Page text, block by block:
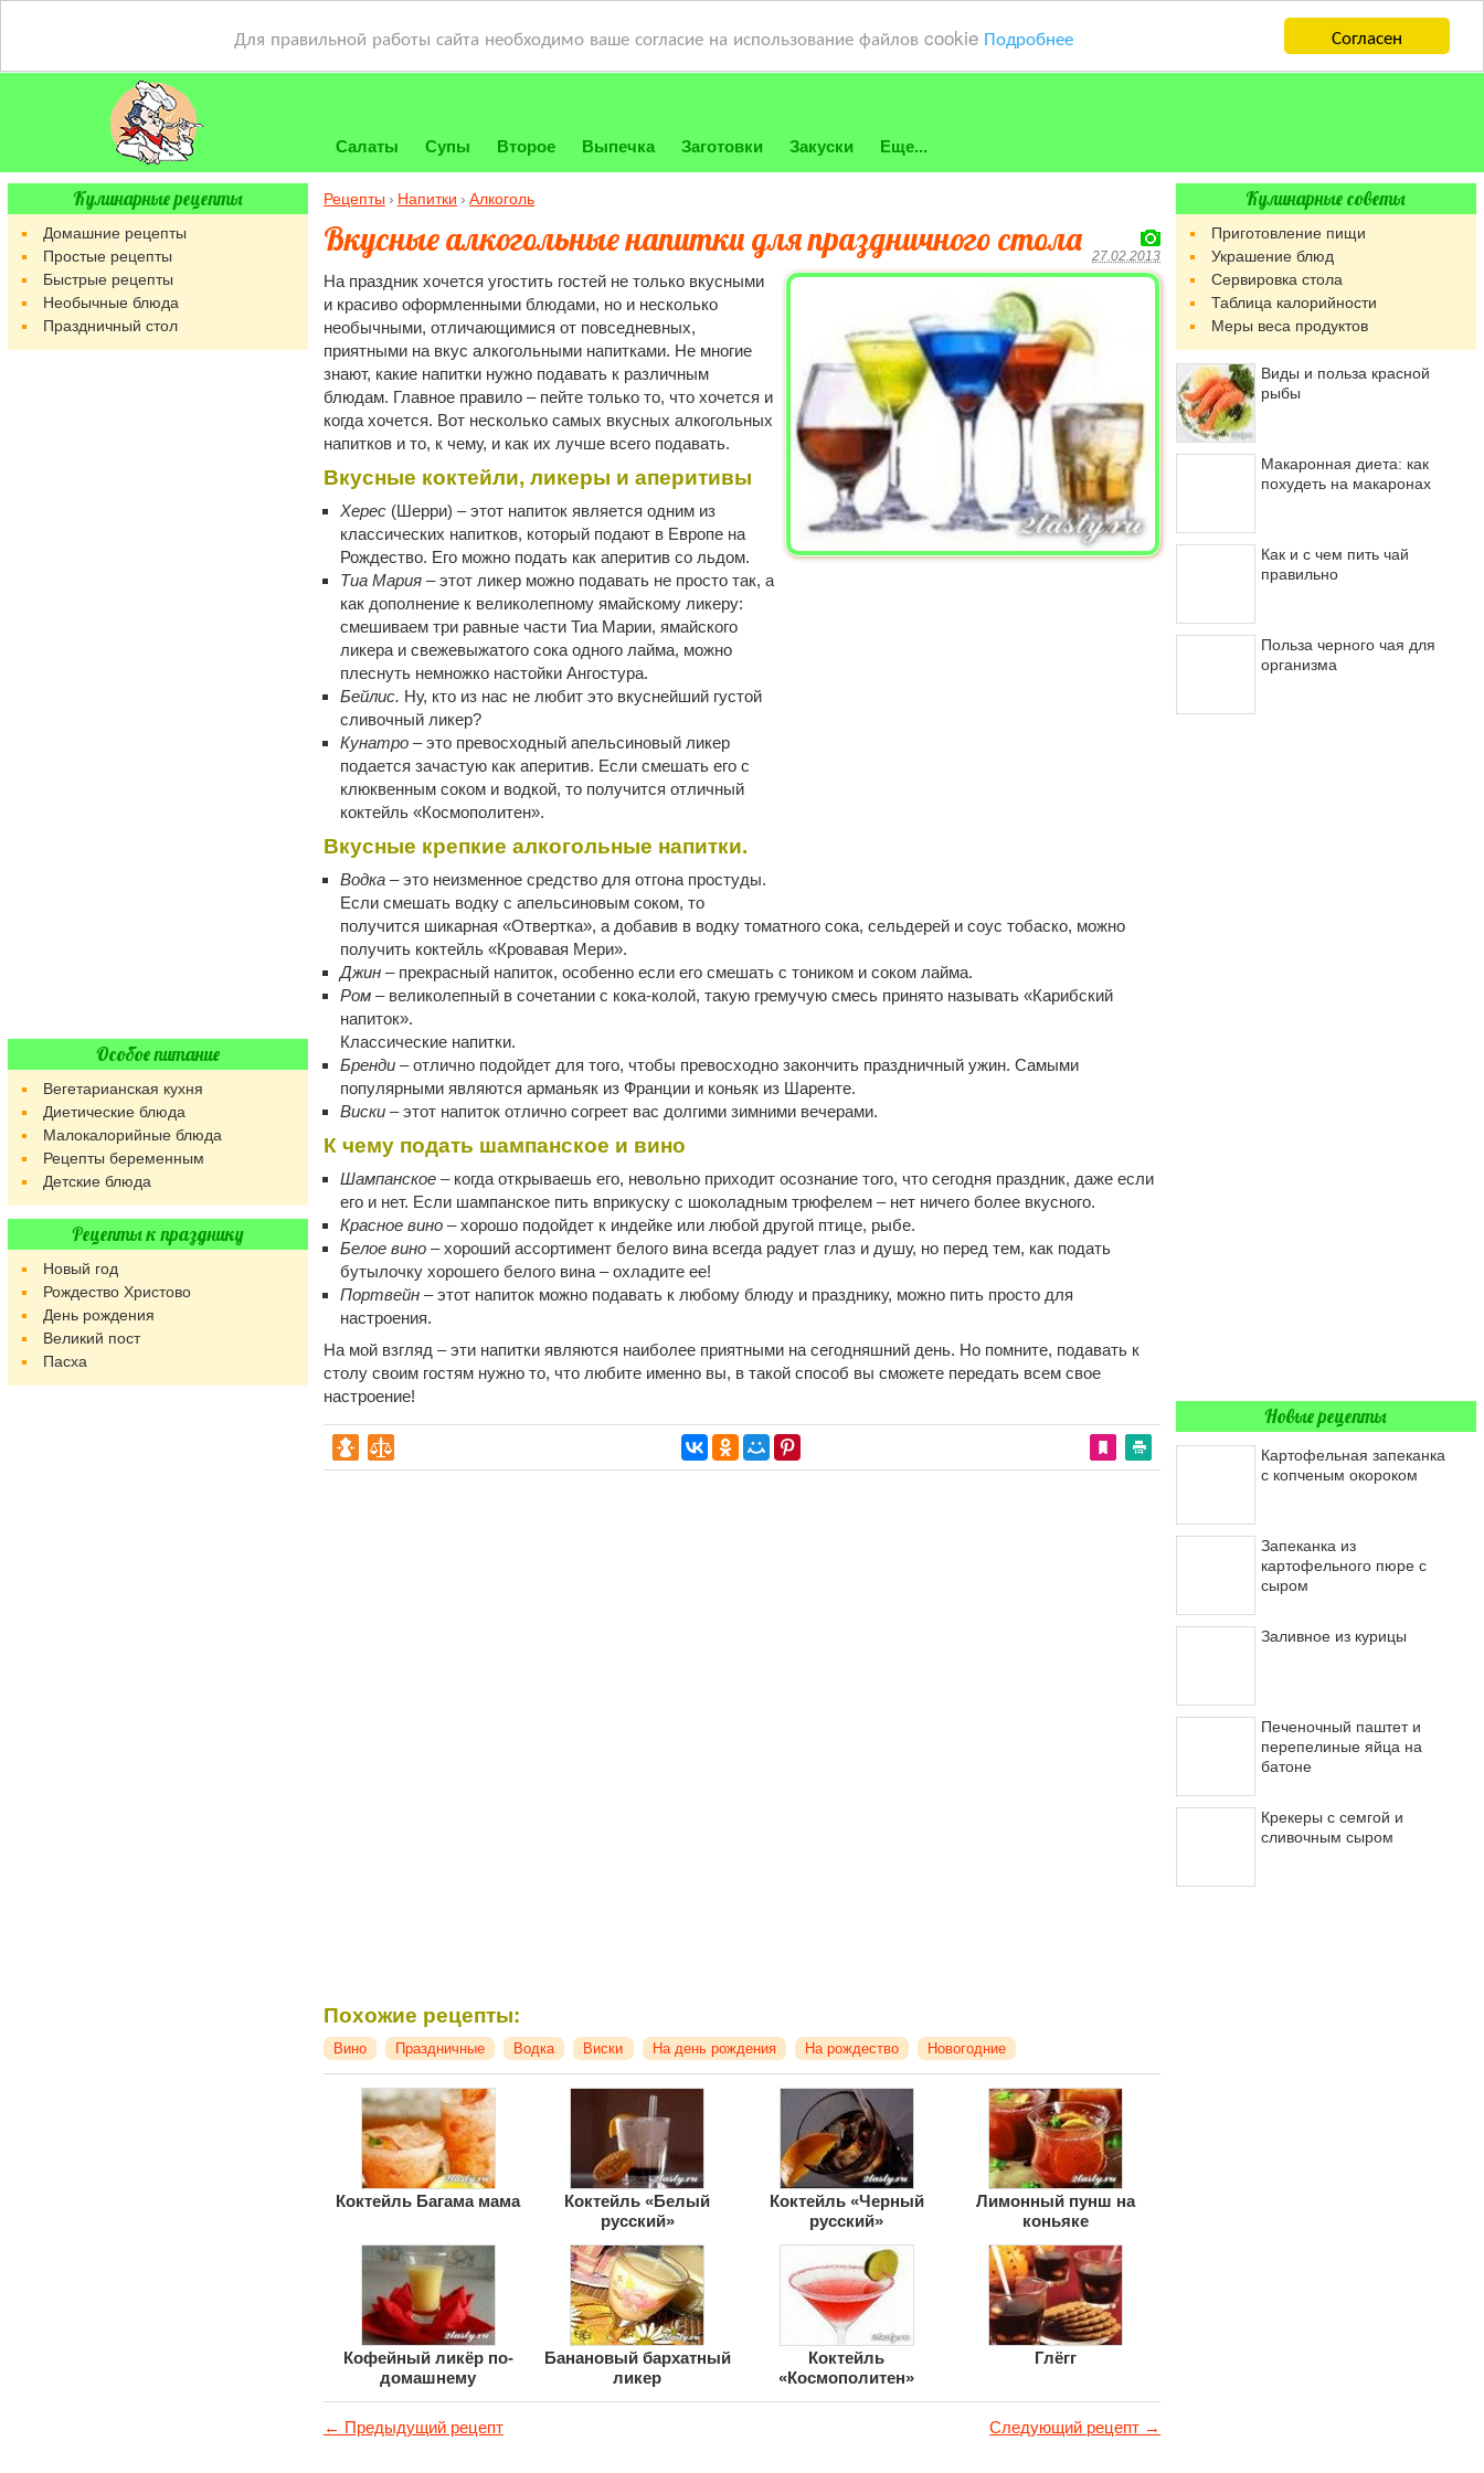
Согласен
Для правильной работы сайта необходимо ваше согласие на использование файлов cookie Подробнее
Салаты Супы Второе Выпечка Заготовки Закуски Еще...
Рецепты Напитки Алкоголь
Вкусные алкогольные напитки для праздничного стола 27.02.2013
На праздник хочется угостить гостей не только вкусными
и красиво оформленными блюдами, но и несколько
необычными, отличающимися от повседневных,
приятными на вкус алкогольными напитками. Не многие
знают, какие напитки нужно подавать к различным
блюдам. Главное правило – пейте только то, что хочется и
когда хочется. Вот несколько самых вкусных алкогольных
напитков и то, к чему, и как их лучше всего подавать.
Вкусные коктейли, ликеры и аперитивы
Херес(Шерри) – этот напиток является одним из
классических напитков, который подают в Европе на
Рождество. Его можно подать как аперитив со льдом.
Тиа Мария– этот ликер можно подавать не просто так, а
как дополнение к великолепному ямайскому ликеру:
смешиваем три равные части Тиа Марии, ямайского
ликера и свежевыжатого сока одного лайма, можно
плеснуть немножко настойки Ангостура.
Бейлис. Ну, кто из нас не любит это вкуснейший густой
сливочный ликер?
Кунатро– это превосходный апельсиновый ликер
подается зачастую как аперитив. Если смешать его с
клюквенным соком и водкой, то получится отличный
коктейль «Космополитен».
Вкусные крепкие алкогольные напитки.
Водка– это неизменное средство для отгона простуды.
Если смешать водку с апельсиновым соком, то
получится шикарная «Отвертка», а добавив в водку томатного сока, сельдерей и соус тобаско, можно
получить коктейль «Кровавая Мери».
Джин– прекрасный напиток, особенно если его смешать с тоником и соком лайма.
Ром– великолепный в сочетании с кока-колой, такую гремучую смесь принято называть «Карибский
напиток».
Классические напитки.
Бренди– отлично подойдет для того, чтобы превосходно закончить праздничный ужин. Самыми
популярными являются арманьяк из Франции и коньяк из Шаренте.
Виски– этот напиток отлично согреет вас долгими зимними вечерами.
К чему подать шампанское и вино
Шампанское– когда открываешь его, невольно приходит осознание того, что сегодня праздник, даже если
его и нет. Если шампанское пить вприкуску с шоколадным трюфелем – нет ничего более вкусного.
Красное вино– хорошо подойдет к индейке или любой другой птице, рыбе.
Белое вино– хороший ассортимент белого вина всегда радует глаз и душу, но перед тем, как подать
бутылочку хорошего белого вина – охладите ее!
Портвейн– этот напиток можно подавать к любому блюду и празднику, можно пить просто для
настроения.
На мой взгляд – эти напитки являются наиболее приятными на сегодняшний день. Но помните, подавать к
столу своим гостям нужно то, что любите именно вы, в такой способ вы сможете передать всем свое
настроение!
Похожие рецепты:
Вино Праздничные Водка Виски На день рождения На рождество Новогодние
Коктейль Багама мама
Коктейль «Белый
русский»
Коктейль «Черный
русский»
Лимонный пунш на
коньяке
Кофейный ликёр по-
домашнему
Банановый бархатный
ликер
Коктейль
«Космополитен»
Глёгг
← Предыдущий рецепт Следующий рецепт →
Кулинарные рецепты
Домашние рецепты
Простые рецепты
Быстрые рецепты
Необычные блюда
Праздничный стол
Особое питание
Вегетарианская кухня
Диетические блюда
Малокалорийные блюда
Рецепты беременным
Детские блюда
Рецепты к празднику
Новый год
Рождество Христово
День рождения
Великий пост
Пасха
Кулинарные советы
Приготовление пищи
Украшение блюд
Сервировка стола
Таблица калорийности
Меры веса продуктов
Виды и польза красной
рыбы
Макаронная диета: как
похудеть на макаронах
Как и с чем пить чай
правильно
Польза черного чая для
организма
Новые рецепты
Картофельная запеканка
с копченым окороком
Запеканка из
картофельного пюре с
сыром
Заливное из курицы
Печеночный паштет и
перепелиные яйца на
батоне
Крекеры с семгой и
сливочным сыром